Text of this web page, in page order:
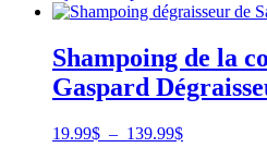
Shampoing de la
Gaspard
19.99$ – 139.99$Plage